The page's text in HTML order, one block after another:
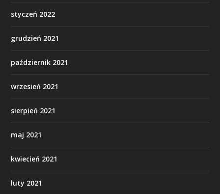
styczeń 2022
grudzień 2021
październik 2021
wrzesień 2021
sierpień 2021
maj 2021
kwiecień 2021
luty 2021